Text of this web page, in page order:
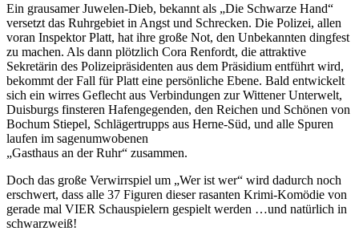
Ein grausamer Juwelen-Dieb, bekannt als „Die Schwarze Hand“
versetzt das Ruhrgebiet in Angst und Schrecken. Die Polizei, allen
voran Inspektor Platt, hat ihre große Not, den Unbekannten dingfest
zu machen. Als dann plötzlich Cora Renfordt, die attraktive
Sekretärin des Polizeipräsidenten aus dem Präsidium entführt wird,
bekommt der Fall für Platt eine persönliche Ebene. Bald entwickelt
sich ein wirres Geflecht aus Verbindungen zur Wittener Unterwelt,
Duisburgs finsteren Hafengegenden, den Reichen und Schönen von
Bochum Stiepel, Schlägertrupps aus Herne-Süd, und alle Spuren
laufen im sagenumwobenen
„Gasthaus an der Ruhr“ zusammen.
Doch das große Verwirrspiel um „Wer ist wer“ wird dadurch noch
erschwert, dass alle 37 Figuren dieser rasanten Krimi-Komödie von
gerade mal VIER Schauspielern gespielt werden …und natürlich in
schwarzweiß!